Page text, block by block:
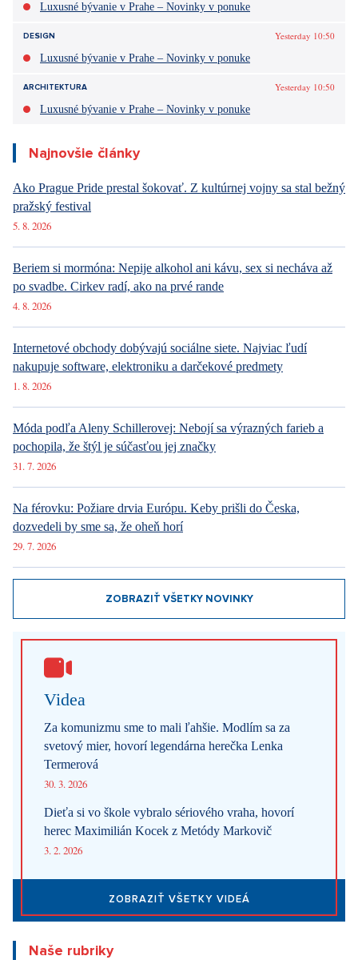
Luxusné bývanie v Prahe – Novinky v ponuke
DESIGN
Yesterday 10:50
Luxusné bývanie v Prahe – Novinky v ponuke
ARCHITEKTURA
Yesterday 10:50
Luxusné bývanie v Prahe – Novinky v ponuke
Najnovšie články
Ako Prague Pride prestal šokovať. Z kultúrnej vojny sa stal bežný
pražský festival
5. 8. 2026
Beriem si mormóna: Nepije alkohol ani kávu, sex si necháva až
po svadbe. Cirkev radí, ako na prvé rande
4. 8. 2026
Internetové obchody dobývajú sociálne siete. Najviac ľudí
nakupuje software, elektroniku a darčekové predmety
1. 8. 2026
Móda podľa Aleny Schillerovej: Nebojí sa výrazných farieb a
pochopila, že štýl je súčasťou jej značky
31. 7. 2026
Na férovku: Požiare drvia Európu. Keby prišli do Česka,
dozvedeli by sme sa, že oheň horí
29. 7. 2026
ZOBRAZIŤ VŠETKY NOVINKY
Videa
Za komunizmu sme to mali ľahšie. Modlím sa za
svetový mier, hovorí legendárna herečka Lenka
Termerová
30. 3. 2026
Dieťa si vo škole vybralo sériového vraha, hovorí
herec Maximilián Kocek z Metódy Markovič
3. 2. 2026
ZOBRAZIŤ VŠETKY VIDEÁ
Naše rubriky